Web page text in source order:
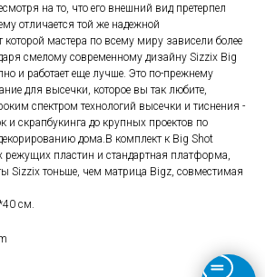
на то, что его внешний вид претерпел
отличается той же надежной
которой мастера по всему миру зависели более
смелому современному дизайну Sizzix Big
и работает еще лучше. Это по-прежнему
для высечки, которое вы так любите,
спектром технологий высечки и тиснения -
и скрапбукинга до крупных проектов по
дома.В комплект к Big Shot
режущих пластин и стандартная платформа,
Sizzix тоньше, чем матрица Bigz, совместимая
см.